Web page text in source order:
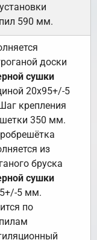
590 мм.
доски
сушки
20х95+/-5
крепления
350 мм.
из
бруска
сушки
5 мм.
по